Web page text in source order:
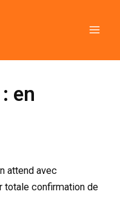
en
attend avec
totale confirmation de